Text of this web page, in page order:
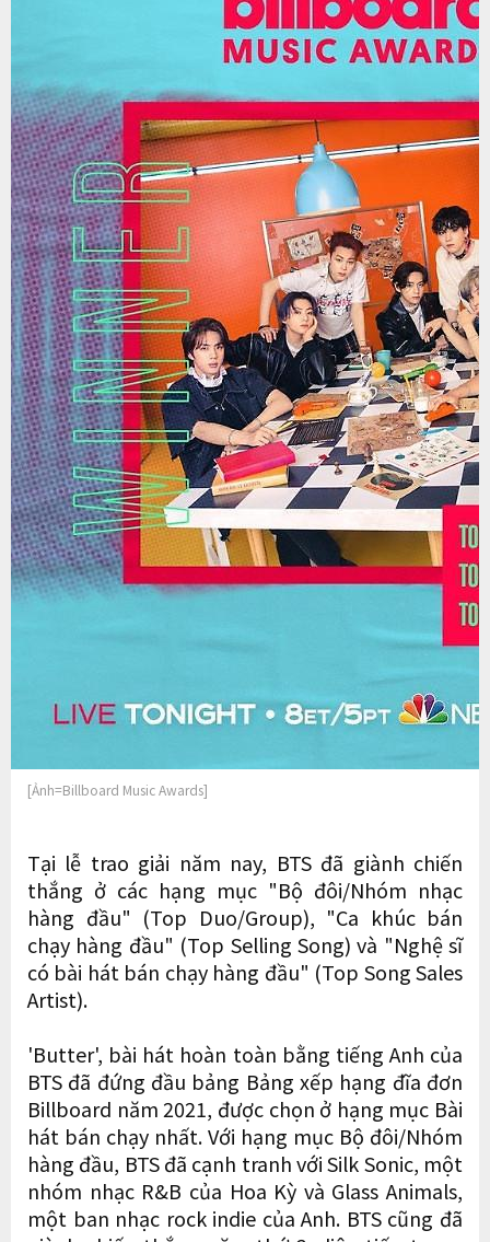
[Ảnh=Billboard Music Awards]
Tại lễ trao giải năm nay, BTS đã giành chiến
thắng ở các hạng mục "Bộ đôi/Nhóm nhạc
hàng đầu" (Top Duo/Group), "Ca khúc bán
chạy hàng đầu" (Top Selling Song) và "Nghệ sĩ
có bài hát bán chạy hàng đầu" (Top Song Sales
Artist).
'Butter', bài hát hoàn toàn bằng tiếng Anh của
BTS đã đứng đầu bảng Bảng xếp hạng đĩa đơn
Billboard năm 2021, được chọn ở hạng mục Bài
hát bán chạy nhất. Với hạng mục Bộ đôi/Nhóm
hàng đầu, BTS đã cạnh tranh với Silk Sonic, một
nhóm nhạc R&B của Hoa Kỳ và Glass Animals,
một ban nhạc rock indie của Anh. BTS cũng đã